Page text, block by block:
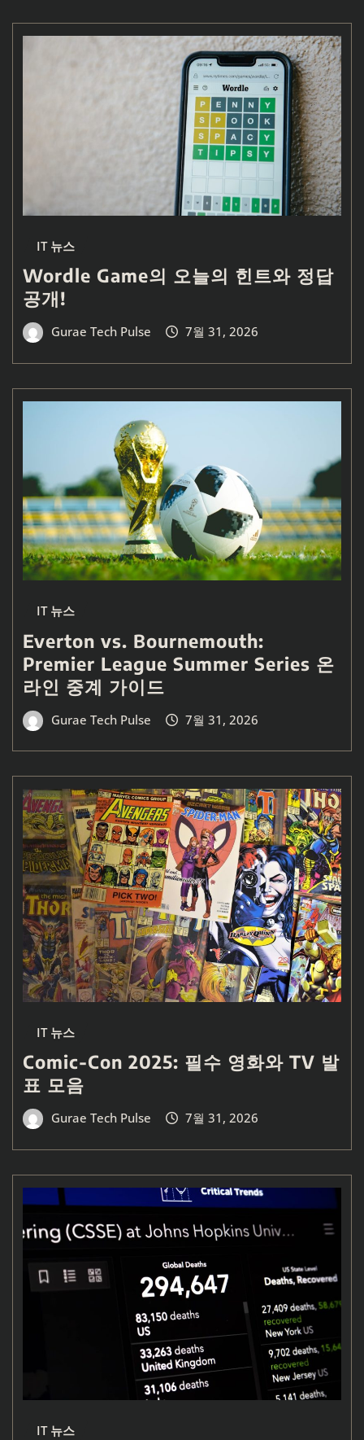
IT 뉴스
Wordle Game의 오늘의 힌트와 정답
공개!
Gurae Tech Pulse 7월 31, 2026
IT 뉴스
Everton vs. Bournemouth:
Premier League Summer Series 온
라인 중계 가이드
Gurae Tech Pulse 7월 31, 2026
IT 뉴스
Comic-Con 2025: 필수 영화와 TV 발
표 모음
Gurae Tech Pulse 7월 31, 2026
IT 뉴스